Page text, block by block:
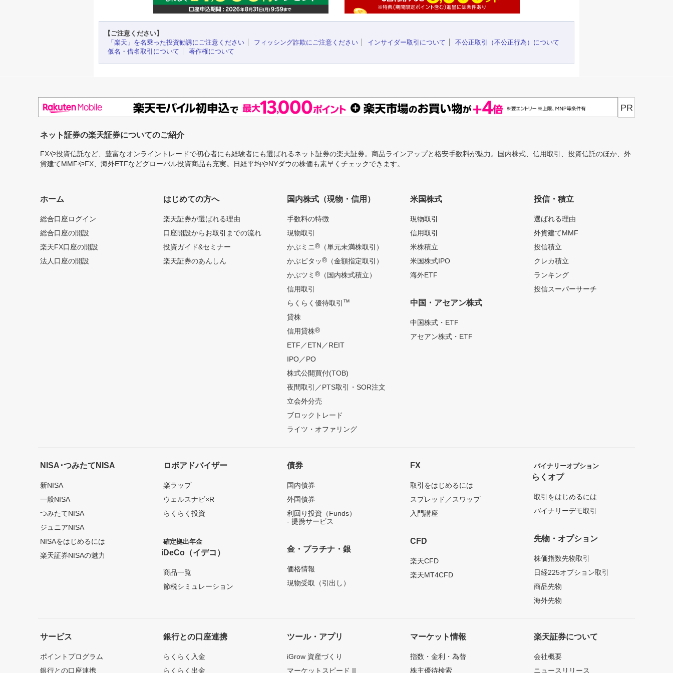
【ご注意ください】
「楽天」を名乗った投資勧誘にご注意ください
フィッシング詐欺にご注意ください インサイダー取引について
不公正取引（不公正行為）について
仮名・借名取引について
著作権について
PR
ネット証券の楽天証券についてのご紹介
FXや投資信託など、豊富なオンライントレードで初心者にも経験者にも選ばれるネット証券の楽天証券。商品ラインアップと格安手数料が魅力。国内株式、信用取引、投資信託のほか、外
貨建てMMFやFX、海外ETFなどグローバル投資商品も充実。日経平均やNYダウの株価も素早くチェックできます。
ホーム
総合口座ログイン
総合口座の開設
楽天FX口座の開設
法人口座の開設
はじめての方へ
楽天証券が選ばれる理由
口座開設からお取引までの流れ
投資ガイド&セミナー
楽天証券のあんしん
国内株式（現物・信用）
手数料の特徴
現物取引
かぶミニ®（単元未満株取引）
かぶピタッ®（金額指定取引）
かぶツミ ®（国内株式積立）
信用取引
らくらく優待取引 ™
貸株
信用貸株®
ETF／ETN／REIT
IPO／PO
株式公開買付(TOB)
夜間取引／PTS取引・SOR注文
立会外分売
ブロックトレード
ライツ・オファリング
米国株式
現物取引
信用取引
米株積立
米国株式IPO
海外ETF
中国・アセアン株式
中国株式・ETF
アセアン株式・ETF
投信・積立
選ばれる理由
外貨建てMMF
投信積立
クレカ積立
ランキング
投信スーパーサーチ
NISA･つみたてNISA
新NISA
一般NISA
つみたてNISA
ジュニアNISA
NISAをはじめるには
楽天証券NISAの魅力
ロボアドバイザー
楽ラップ
ウェルスナビ×R
らくらく投資
確定拠出年金
iDeCo（イデコ）
商品一覧
節税シミュレーション
債券
国内債券
外国債券
利回り投資（Funds）
- 提携サービス
金・プラチナ・銀
価格情報
現物受取（引出し）
FX
取引をはじめるには
スプレッド／スワップ
入門講座
CFD
楽天CFD
楽天MT4CFD
バイナリーオプション
らくオプ
取引をはじめるには
バイナリーデモ取引
先物・オプション
株価指数先物取引
日経225オプション取引
商品先物
海外先物
サービス
ポイントプログラム
銀行との口座連携
銀行との口座連携
らくらく入金
らくらく出金
ツール・アプリ
iGrow 資産づくり
マーケットスピード II
マーケット情報
指数・金利・為替
株主優待検索
楽天証券について
会社概要
ニュースリリース